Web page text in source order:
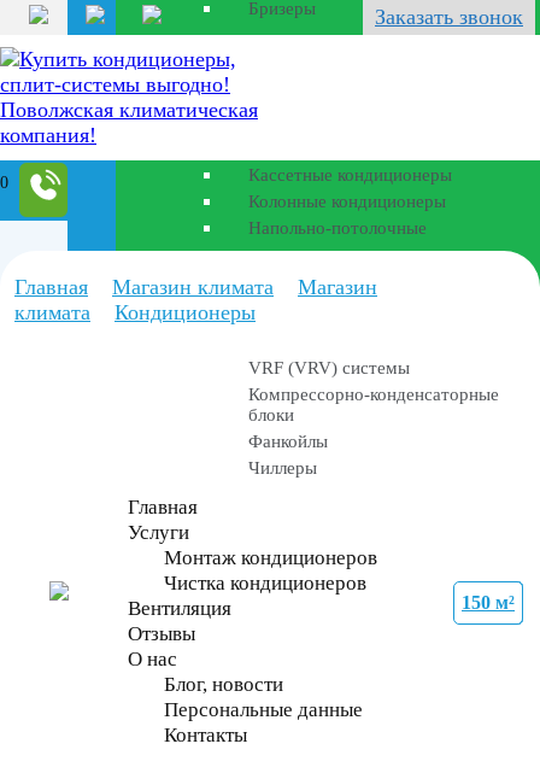
Заказать звонок
0
Бризеры
Полупромышленные
кондиционеры
Кассетные кондиционеры
Колонные кондиционеры
Напольно-потолочные
Промышленные
установки
VRF (VRV) системы
Компрессорно-конденсаторные
блоки
Фанкойлы
Чиллеры
Главная
Услуги
Монтаж кондиционеров
Чистка кондиционеров
Вентиляция
Отзывы
О нас
Блог, новости
Персональные данные
Контакты
Главная Магазин климата
Магазин
климата
Кондиционеры
21 м²
27 м²
35 м²
21 м²
70 м²
70 м²
70 м²
150 м²